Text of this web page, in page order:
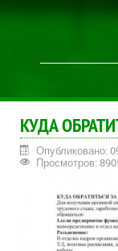
КУДА
Опубликовано:
Просмотров: